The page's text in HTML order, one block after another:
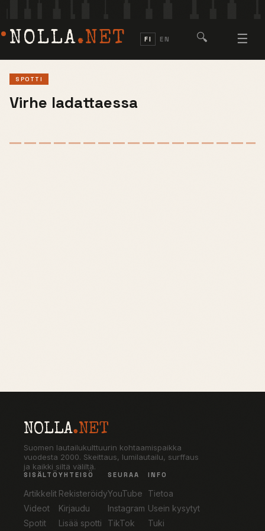
NOLLA.NET FI EN 🔍 ☰
SPOTTI
Virhe ladattaessa
NOLLA.NET
Suomen lautailukulttuurin kohtaamispaikka
vuodesta 2000. Skeittaus, lumilautailu, surffaus
ja kaikki siltä väliltä.
SISÄLTÖ
Artikkelit
Videot
Spotit
YHTEISÖ
Rekisteröidy
Kirjaudu
Lisää spotti
SEURAA
YouTube
Instagram
TikTok
INFO
Tietoa
Usein kysytyt
Tuki